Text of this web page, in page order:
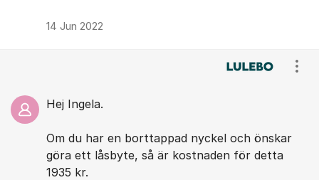
14 Jun 2022
Hej Ingela.
Om du har en borttappad nyckel och önskar
göra ett låsbyte, så är kostnaden för detta
1935 kr.